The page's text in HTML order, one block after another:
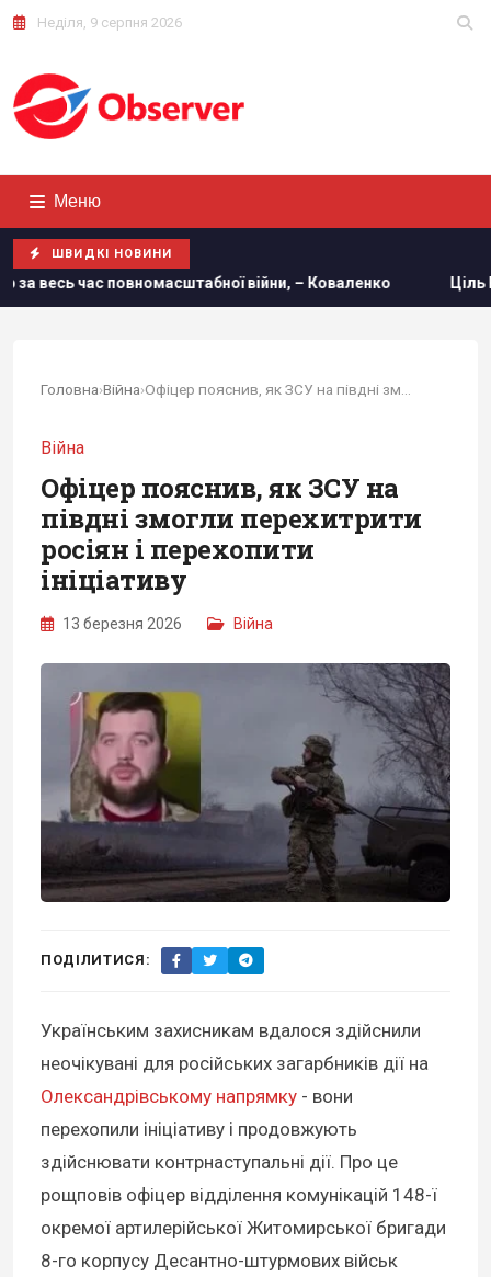
Неділя, 9 серпня 2026
Меню
ШВИДКІ НОВИНИ
війни, – Коваленко Ціль Росії №1: The Times
Головна›Війна›
Війна
Офіцер пояснив, як ЗСУ на
півдні змогли перехитрити
росіян і перехопити
ініціативу
13 березня 2026 Війна
ПОДІЛИТИСЯ:
Українським захисникам вдалося здійснили
неочікувані для російських загарбників дії на
Олександрівському напрямку - вони
перехопили ініціативу і продовжують
здійснювати контрнаступальні дії. Про це
рощповів офіцер відділення комунікацій 148-ї
окремої артилерійської Житомирської бригади
8-го корпусу Десантно-штурмових військ